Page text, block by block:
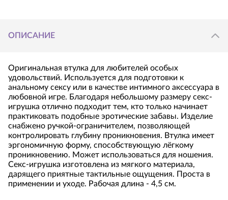
ОПИСАНИЕ
Оригинальная втулка для любителей особых
удовольствий. Используется для подготовки к
анальному сексу или в качестве интимного аксессуара в
любовной игре. Благодаря небольшому размеру секс-
игрушка отлично подходит тем, кто только начинает
практиковать подобные эротические забавы. Изделие
снабжено ручкой-ограничителем, позволяющей
контролировать глубину проникновения. Втулка имеет
эргономичную форму, способствующую лёгкому
проникновению. Может использоваться для ношения.
Секс-игрушка изготовлена из мягкого материала,
дарящего приятные тактильные ощущения. Проста в
применении и уходе. Рабочая длина - 4,5 см.